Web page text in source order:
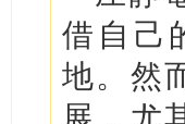
借自己
地。然
展，尤